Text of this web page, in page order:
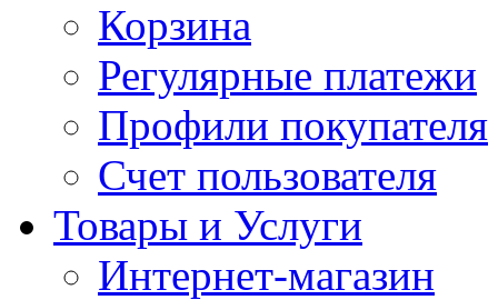
Корзина
Регулярные платежи
Профили покупателя
Счет пользователя
Товары и Услуги
Интернет-магазин